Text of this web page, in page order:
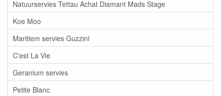
Natuurservies Tettau Achat Diamant Mads Stage
Koe Moo
Maritiem servies Guzzini
C'est La Vie
Geranium servies
Petite Blanc